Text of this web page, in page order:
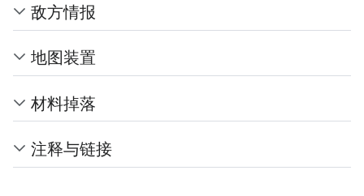
敌方情报
地图装置
材料掉落
注释与链接